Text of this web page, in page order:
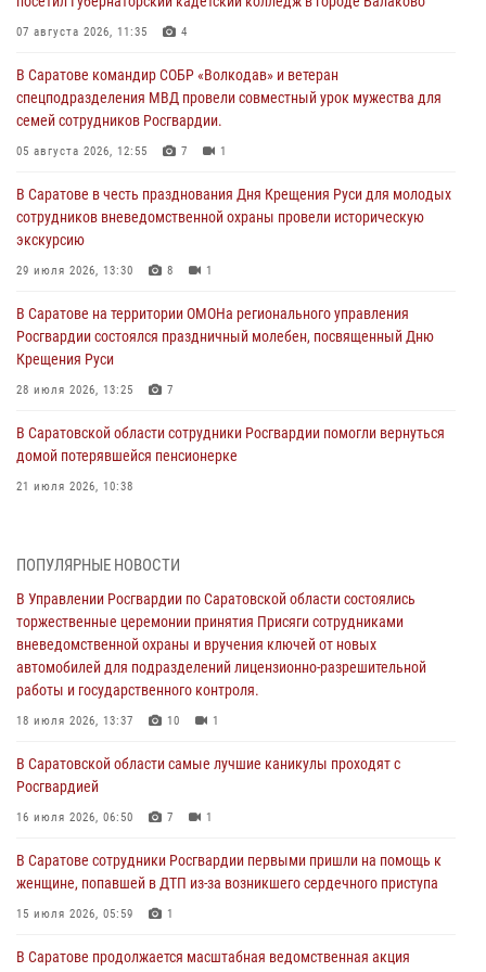
07 августа 2026, 11:35 4
В Саратове командир СОБР «Волкодав» и ветеран
спецподразделения МВД провели совместный урок мужества для
семей сотрудников Росгвардии.
05 августа 2026, 12:55 7 1
В Саратове в честь празднования Дня Крещения Руси для молодых
сотрудников вневедомственной охраны провели историческую
экскурсию
29 июля 2026, 13:30 8 1
В Саратове на территории ОМОНа регионального управления
Росгвардии состоялся праздничный молебен, посвященный Дню
Крещения Руси
28 июля 2026, 13:25 7
В Саратовской области сотрудники Росгвардии помогли вернуться
домой потерявшейся пенсионерке
21 июля 2026, 10:38
вневедомственной охраны и вручения ключей от новых
автомобилей для подразделений лицензионно-разрешительной
работы и государственного контроля.
18 июля 2026, 13:37 10 1
В Саратовской области самые лучшие каникулы проходят с
Росгвардией
В Саратове сотрудники Росгвардии первыми пришли на помощь к
женщине, попавшей в ДТП из-за возникшего сердечного приступа
В Саратове продолжается масштабная ведомственная акция
"Каникулы с Росгвардией"
ПОПУЛЯРНЫЕ НОВОСТИ
В Управлении Росгвардии по Саратовской области состоялись
торжественные церемонии принятия Присяги сотрудниками
вневедомственной охраны и вручения ключей от новых
автомобилей для подразделений лицензионно-разрешительной
работы и государственного контроля.
18 июля 2026, 13:37 10 1
В Саратовской области самые лучшие каникулы проходят с
Росгвардией
16 июля 2026, 06:50 7 1
В Саратове сотрудники Росгвардии первыми пришли на помощь к
женщине, попавшей в ДТП из-за возникшего сердечного приступа
15 июля 2026, 05:59 1
В Саратове продолжается масштабная ведомственная акция